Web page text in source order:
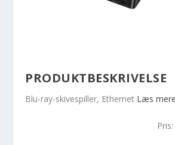
PRODUKTBESKRIVELSE
Blu-ray-skivespiller, Ethernet Læs